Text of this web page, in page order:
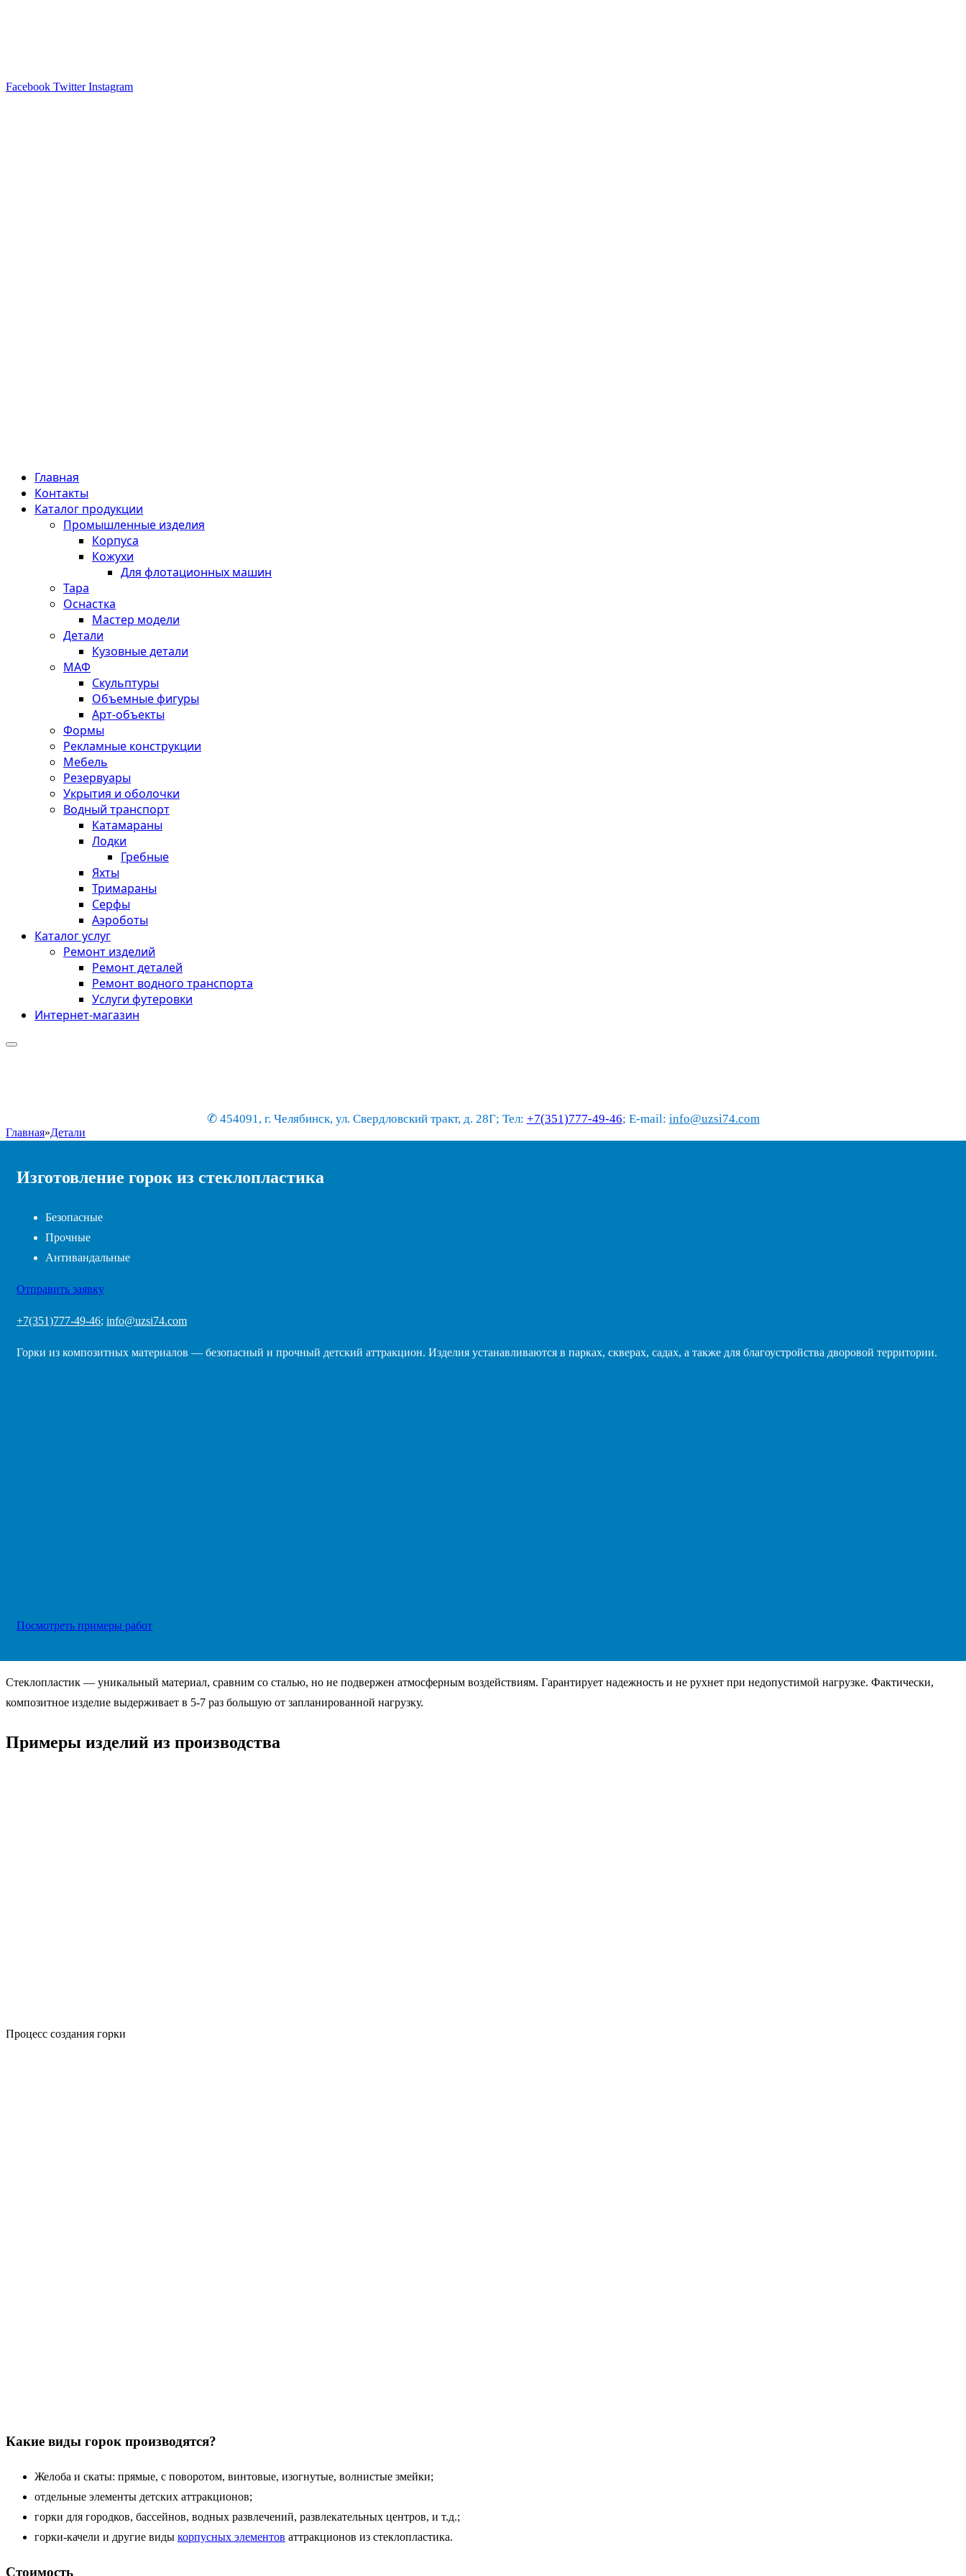
Facebook Twitter Instagram
Главная
Контакты
Каталог продукции
Промышленные изделия
Корпуса
Кожухи
Для флотационных машин
Тара
Оснастка
Мастер модели
Детали
Кузовные детали
МАФ
Скульптуры
Объемные фигуры
Арт-объекты
Формы
Рекламные конструкции
Мебель
Резервуары
Укрытия и оболочки
Водный транспорт
Катамараны
Лодки
Гребные
Яхты
Тримараны
Серфы
Аэроботы
Каталог услуг
Ремонт изделий
Ремонт деталей
Ремонт водного транспорта
Услуги футеровки
Интернет-магазин
✆ 454091, г. Челябинск, ул. Свердловский тракт, д. 28Г; Тел: +7(351)777-49-46; E-mail: info@uzsi74.com
Главная»Детали
Изготовление горок из стеклопластика
Безопасные
Прочные
Антивандальные
Отправить заявку
+7(351)777-49-46; info@uzsi74.com
Горки из композитных материалов — безопасный и прочный детский аттракцион. Изделия устанавливаются в парках, скверах, садах, а также для благоустройства дворовой территории.
Посмотреть примеры работ
Стеклопластик — уникальный материал, сравним со сталью, но не подвержен атмосферным воздействиям. Гарантирует надежность и не рухнет при недопустимой нагрузке. Фактически,
композитное изделие выдерживает в 5-7 раз большую от запланированной нагрузку.
Примеры изделий из производства
Процесс создания горки
Какие виды горок производятся?
Желоба и скаты: прямые, с поворотом, винтовые, изогнутые, волнистые змейки;
отдельные элементы детских аттракционов;
горки для городков, бассейнов, водных развлечений, развлекательных центров, и т.д.;
горки-качели и другие виды корпусных элементов аттракционов из стеклопластика.
Стоимость